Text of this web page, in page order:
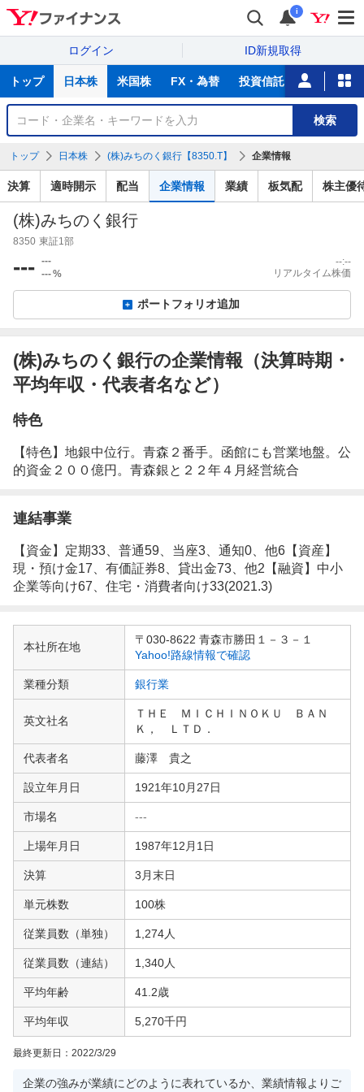
i
ログイン ID新規取得
サ
トップ 日本株 米国株 FX・為替 投資信託 ニュース
銘
検
索
検索
トップ 日本株 (株)みちのく銀行【8350.T】 企業情報
決算 適時開示 配当 企業情報 業績 板気配 株主優
(株)みちのく銀行
8350 東証1部
--- ---
---%
--:--
リアルタイム株価
ポートフォリオ追加
(株)みちのく銀行の企業情報（決算時期・
平均年収・代表者名など）
特色
【特色】地銀中位行。青森２番手。函館にも営業地盤。公
的資金２００億円。青森銀と２２年４月経営統合
連結事業
【資金】定期33、普通59、当座3、通知0、他6【資産】
現・預け金17、有価証券8、貸出金73、他2【融資】中小
企業等向け67、住宅・消費者向け33(2021.3)
企
業
報
本社所在地
〒030-8622 青森市勝田１－３－１
Yahoo!路線情報で確認
業種分類 銀行業
英文社名
ＴＨＥ ＭＩＣＨＩＮＯＫＵ ＢＡＮ
Ｋ， ＬＴＤ．
代表者名 藤澤 貴之
設立年月日 1921年10月27日
市場名 ---
上場年月日 1987年12月1日
決算 3月末日
単元株数 100株
従業員数（単独） 1,274人
従業員数（連結） 1,340人
平均年齢 41.2歳
平均年収 5,270千円
最終更新日： 2022/3/29
企業の強みが業績にどのように表れているか、業績情報よりご